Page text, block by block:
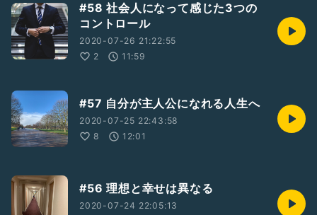
#58 社会人になって感じた3つの
コントロール
2020-07-26 21:22:55
2
11:59
#57 自分が主人公になれる人生へ
2020-07-25 22:43:58
8
12:01
#56 理想と幸せは異なる
2020-07-24 22:05:13